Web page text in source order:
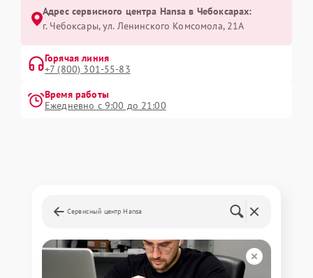
Адрес сервисного центра Hansa в Чебоксарах:
г. Чебоксары, ул. Ленинского Комсомола, 21А
Горячая линия
+7 (800) 301-55-83
Время работы
Ежедневно с 9:00 до 21:00
Сервисный центр Hansa